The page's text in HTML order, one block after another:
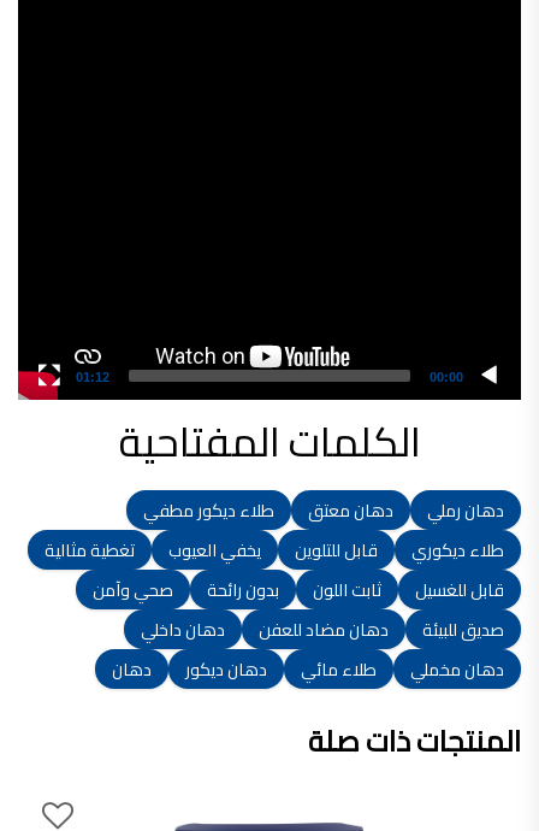
00:00
01:12
الكلمات المفتاحية
دهان رملي دهان معتق
طلاء ديكور مطفي
طلاء ديكوري
قابل للتلوين يخفي العيوب
تغطية مثالية
قابل للغسيل
ثابت اللون بدون رائحة
صحي وآمن
صديق للبيئة
دهان مضاد للعفن
دهان داخلي
دهان مخملي
طلاء مائي دهان ديكور دهان
المنتجات ذات صلة